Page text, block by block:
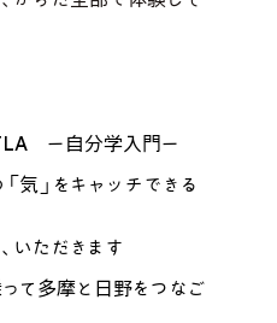
ー自分学入門ー
気」をキャッチできる
いただきます
て多摩と日野をつなご